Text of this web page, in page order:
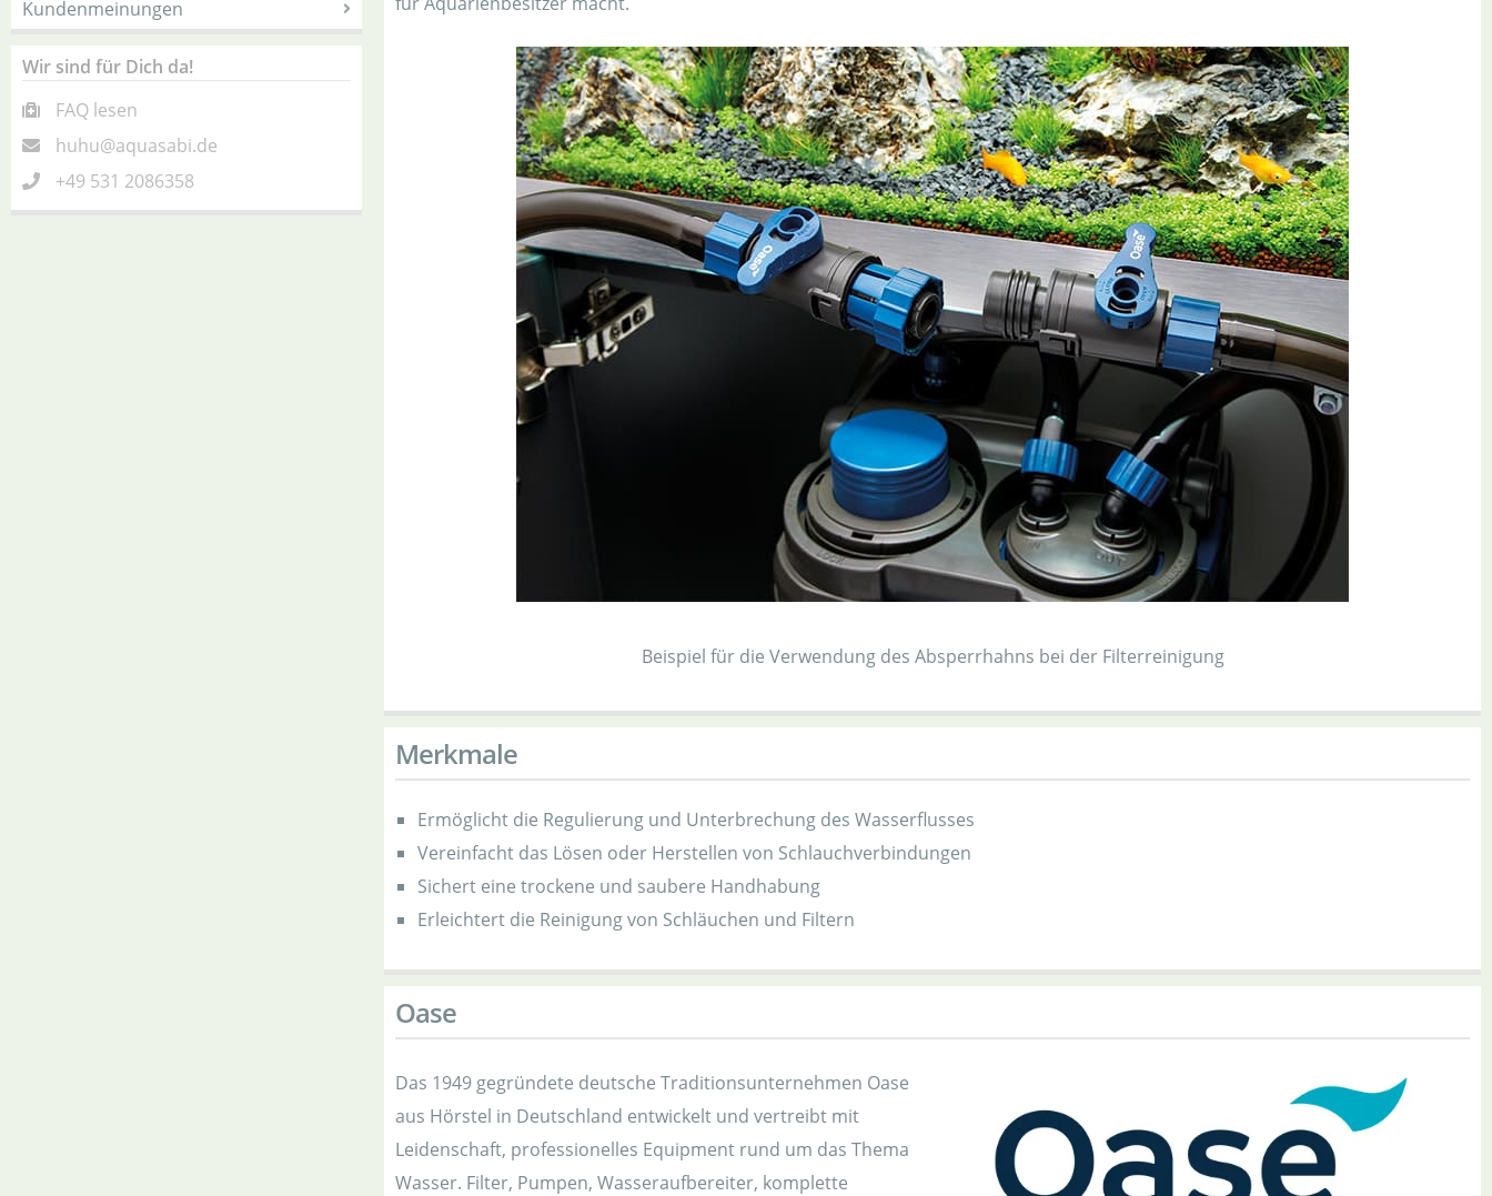
Kundenmeinungen
Wir sind für Dich da!
FAQ lesen
huhu@aquasabi.de
+49 531 2086358
Beispiel für die Verwendung des Absperrhahns bei der Filterreinigung
Merkmale
Ermöglicht die Regulierung und Unterbrechung des Wasserflusses
Vereinfacht das Lösen oder Herstellen von Schlauchverbindungen
Sichert eine trockene und saubere Handhabung
Erleichtert die Reinigung von Schläuchen und Filtern
Oase
Das 1949 gegründete deutsche Traditionsunternehmen Oase
aus Hörstel in Deutschland entwickelt und vertreibt mit
Leidenschaft, professionelles Equipment rund um das Thema
Wasser. Filter, Pumpen, Wasseraufbereiter, komplette